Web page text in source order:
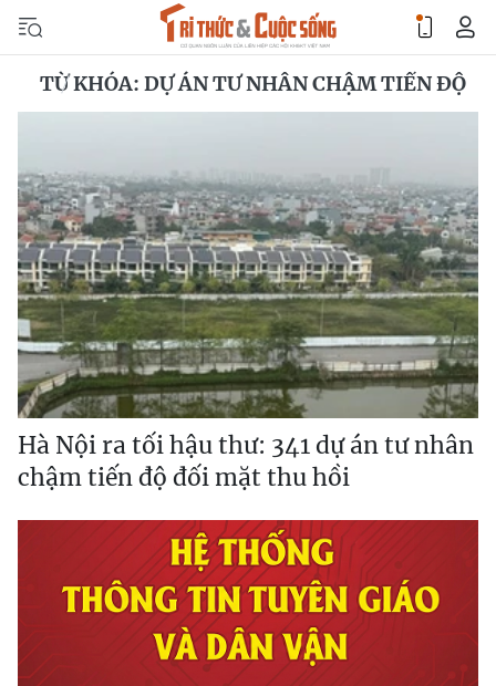
TỪ KHÓA: DỰ ÁN TƯ NHÂN CHẬM TIẾN ĐỘ
Hà Nội ra tối hậu thư: 341 dự án tư nhân
chậm tiến độ đối mặt thu hồi